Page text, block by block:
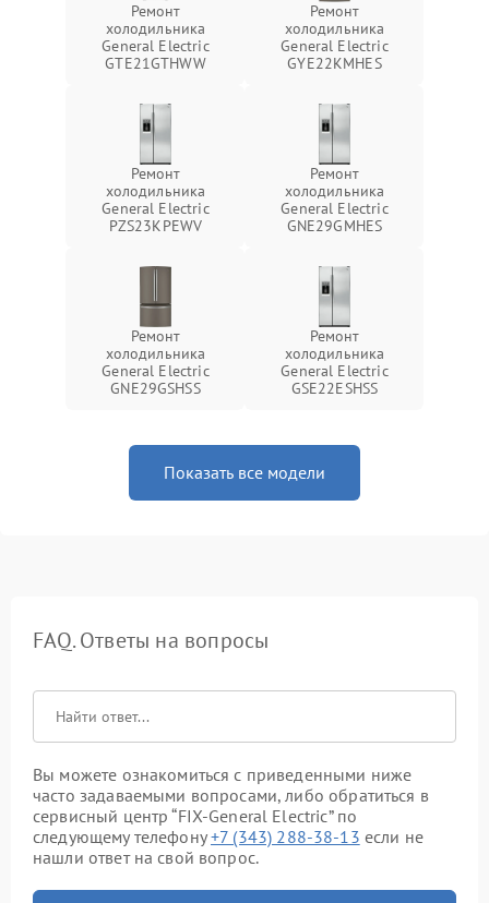
Ремонт
холодильника
General Electric
GTE21GTHWW
Ремонт
холодильника
General Electric
GYE22KMHES
Ремонт
холодильника
General Electric
PZS23KPEWV
Ремонт
холодильника
General Electric
GNE29GMHES
Ремонт
холодильника
General Electric
GNE29GSHSS
Ремонт
холодильника
General Electric
GSE22ESHSS
Показать все модели
FAQ. Ответы на вопросы
Вы можете ознакомиться с приведенными ниже
часто задаваемыми вопросами, либо обратиться в
сервисный центр “FIX-General Electric” по
следующему телефону+7 (343) 288-38-13 если не
нашли ответ на свой вопрос.